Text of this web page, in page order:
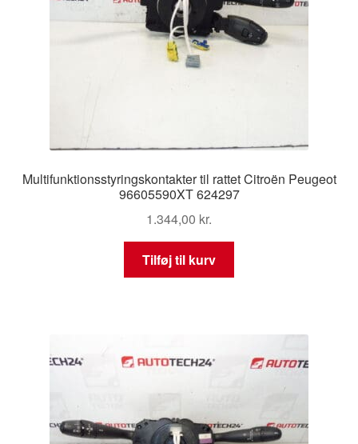
Multifunktionsstyringskontakter til rattet Citroën Peugeot
96605590XT 624297
1.344,00 kr.
Tilføj til kurv